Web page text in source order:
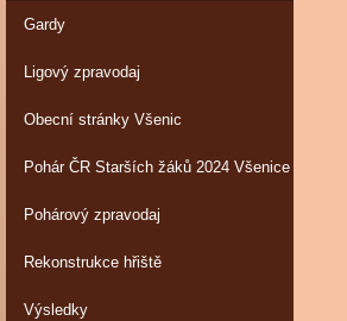
Gardy
Ligový zpravodaj
Obecní stránky Všenic
Pohár ČR Starších žáků 2024 Všenice
Pohárový zpravodaj
Rekonstrukce hřiště
Výsledky